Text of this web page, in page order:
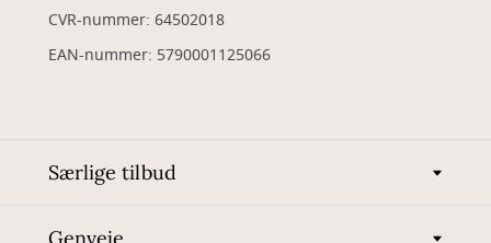
CVR-nummer: 64502018
EAN-nummer: 5790001125066
Særlige tilbud